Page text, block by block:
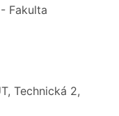
Fakulta
Technická 2,